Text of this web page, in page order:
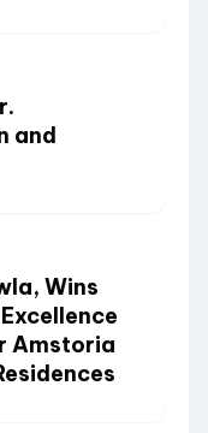
and
Wins
Amstoria